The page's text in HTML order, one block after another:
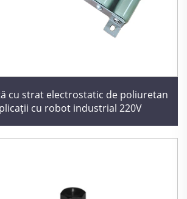
cu strat electrostatic de poliuretan
cu robot industrial 220V